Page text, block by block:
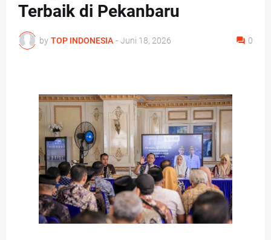
Terbaik di Pekanbaru
by TOP INDONESIA - Juni 18, 2026 0